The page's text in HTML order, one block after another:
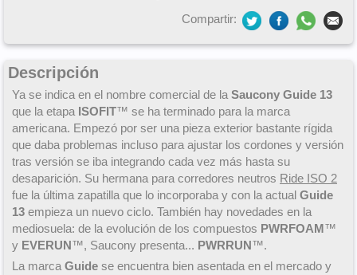
Compartir:
Descripción
Ya se indica en el nombre comercial de la Saucony Guide 13
que la etapa ISOFIT™ se ha terminado para la marca
americana. Empezó por ser una pieza exterior bastante rígida
que daba problemas incluso para ajustar los cordones y versión
tras versión se iba integrando cada vez más hasta su
desaparición. Su hermana para corredores neutros Ride ISO 2
fue la última zapatilla que lo incorporaba y con la actual Guide
13 empieza un nuevo ciclo. También hay novedades en la
mediosuela: de la evolución de los compuestos PWRFOAM™
y EVERUN™, Saucony presenta... PWRRUN™.
La marca Guide se encuentra bien asentada en el mercado y